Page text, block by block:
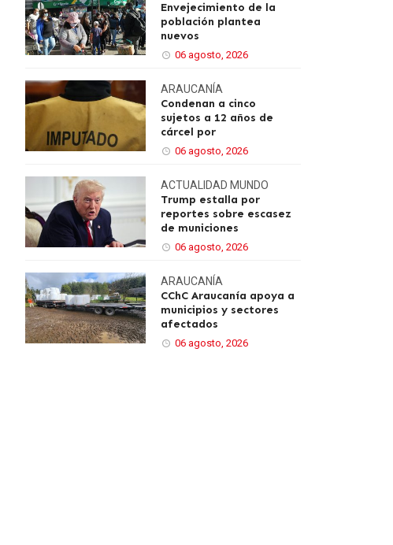
Envejecimiento de la
población plantea
nuevos
06 agosto, 2026
ARAUCANÍA
Condenan a cinco
sujetos a 12 años de
cárcel por
06 agosto, 2026
ACTUALIDAD MUNDO
Trump estalla por
reportes sobre escasez
de municiones
06 agosto, 2026
ARAUCANÍA
CChC Araucanía apoya a
municipios y sectores
afectados
06 agosto, 2026